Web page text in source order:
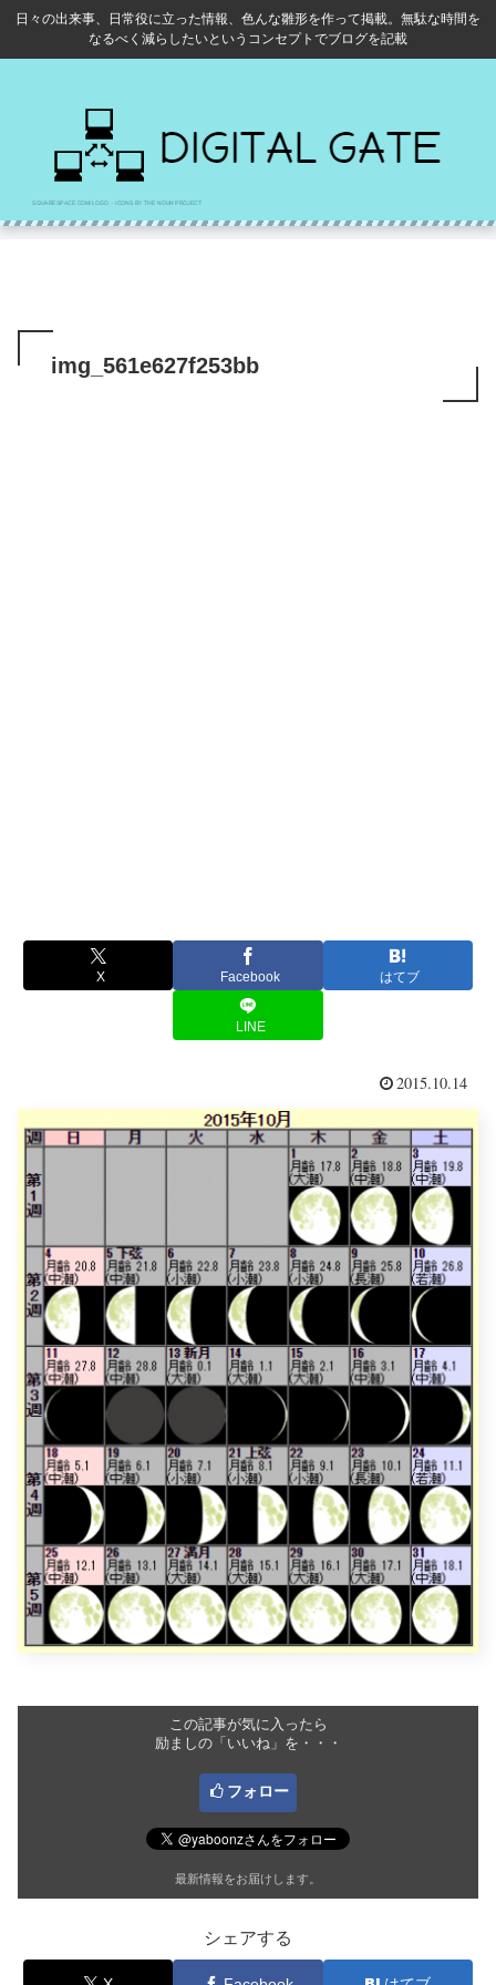
日々の出来事、日常役に立った情報、色んな雛形を作って掲載。無駄な時間を
なるべく減らしたいというコンセプトでブログを記載
img_561e627f253bb
X Facebook はてブ
LINE
2015.10.14
この記事が気に入ったら
励ましの「いいね」を・・・
フォロー
最新情報をお届けします。
シェアする